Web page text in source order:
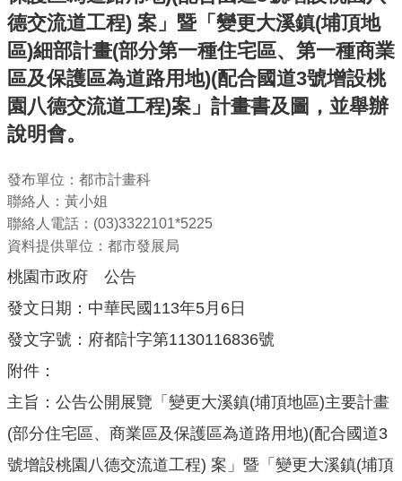
我
們
機
關
通
訊
業
務
資
訊
民
服
政
資
訊
德交流道工程) 案」暨「變更大溪鎮(埔頂地
區)細部計畫(部分第一種住宅區、第一種商業
區及保護區為道路用地)(配合國道3號增設桃
園八德交流道工程)案」計畫書及圖，並舉辦
說明會。
發布單位：都市計畫科
聯絡人：黃小姐
聯絡人電話：(03)3322101*5225
資料提供單位：都市發展局
桃園市政府 公告
發文日期：中華民國113年5月6日
發文字號：府都計字第1130116836號
附件：
主旨：公告公開展覽「變更大溪鎮(埔頂地區)主要計畫
(部分住宅區、商業區及保護區為道路用地)(配合國道3
號增設桃園八德交流道工程) 案」暨「變更大溪鎮(埔頂